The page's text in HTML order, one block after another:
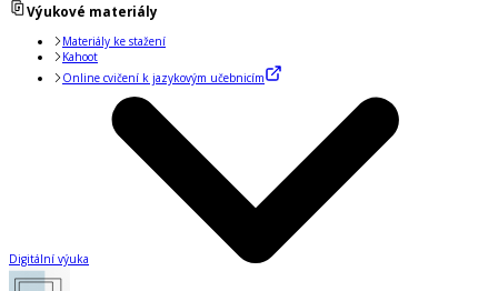
Výukové materiály
Materiály ke stažení
Kahoot
Online cvičení k jazykovým učebnicím
Digitální výuka